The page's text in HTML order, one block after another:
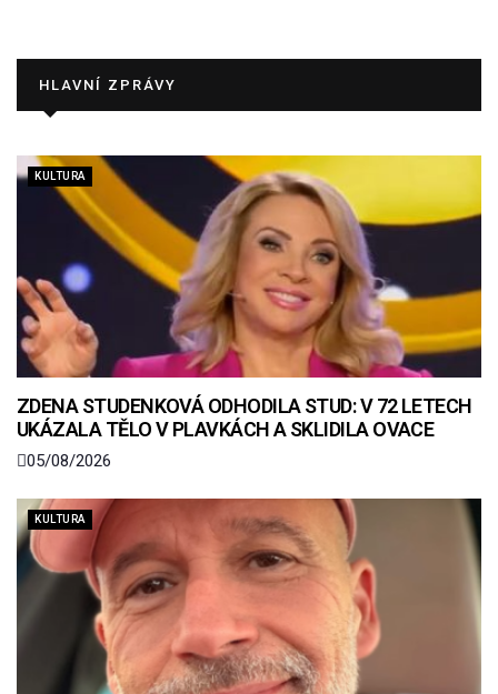
HLAVNÍ ZPRÁVY
KULTURA
ZDENA STUDENKOVÁ ODHODILA STUD: V 72 LETECH
UKÁZALA TĚLO V PLAVKÁCH A SKLIDILA OVACE
05/08/2026
KULTURA